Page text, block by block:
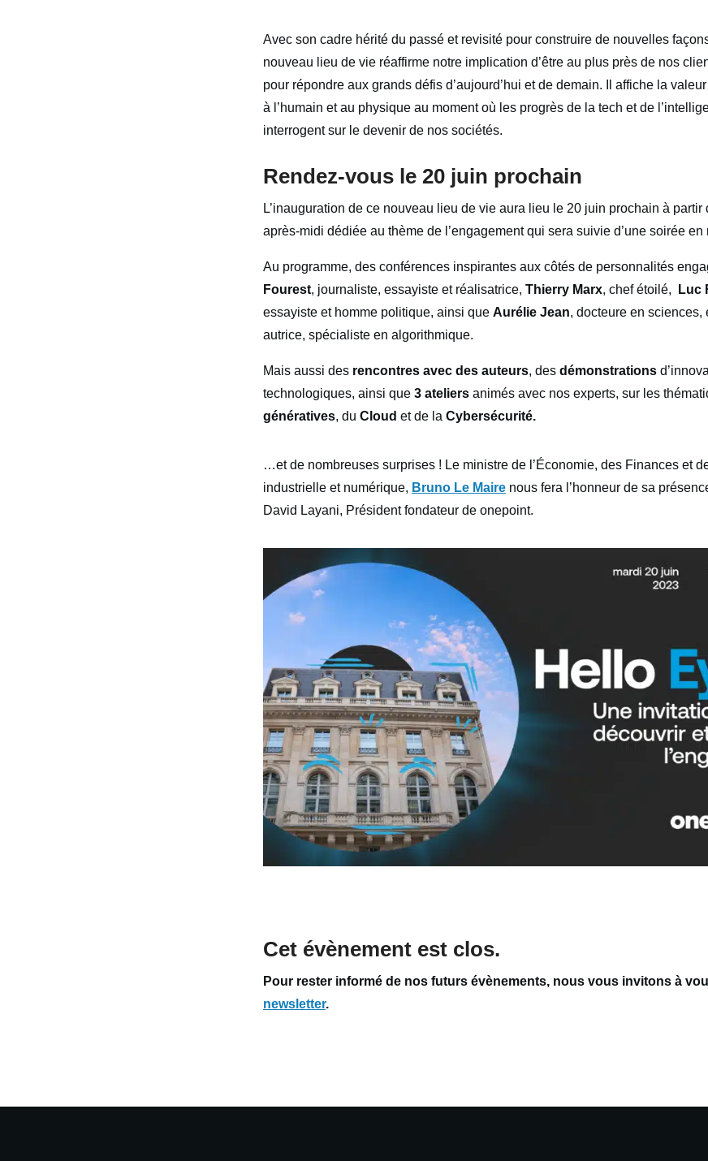
Avec son cadre hérité du passé et revisité pour construire de nouvelles
nouveau lieu de vie réaffirme notre implication d’être au plus près de nos
pour répondre aux grands défis d’aujourd’hui et de demain. Il affiche la
à l’humain et au physique au moment où les progrès de la tech et de
interrogent sur le devenir de nos sociétés.
Rendez-vous le 20 juin prochain
L’inauguration de ce nouveau lieu de vie aura lieu le 20 juin prochain à partir
après-midi dédiée au thème de l’engagement qui sera suivie d’une soirée en
Au programme, des conférences inspirantes aux côtés de personnalités
Fourest, journaliste, essayiste et réalisatrice, Thierry Marx, chef étoilé, Luc
essayiste et homme politique, ainsi que Aurélie Jean, docteure en sciences,
autrice, spécialiste en algorithmique.
Mais aussi des rencontres avec des auteurs, des démonstrations
technologiques, ainsi que 3 ateliers animés avec nos experts, sur les
génératives, du Cloud et de la Cybersécurité.
…et de nombreuses surprises ! Le ministre de l’Économie, des Finances et
industrielle et numérique, Bruno Le Maire nous fera l’honneur de sa
David Layani, Président fondateur de onepoint.
Cet évènement est clos.
Pour rester informé de nos futurs évènements, nous vous invitons à
newsletter.